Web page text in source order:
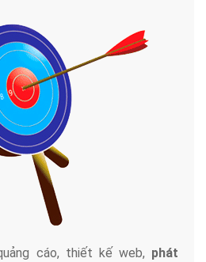
cáo, thiết kế web, phát